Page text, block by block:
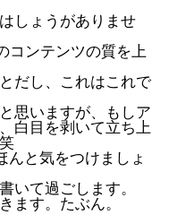
しょうがありませ
コンテンツの質を上
だし、これはこれで
思いますが、もしア
白目を剥いて立ち上
んと気をつけましょ
いて過ごします。
す。たぶん。